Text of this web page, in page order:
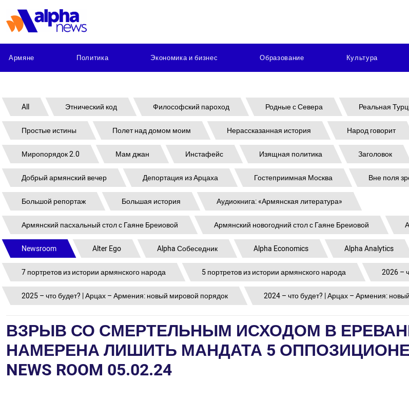
Армяне Политика Экономика и бизнес Образование Культура
All Этнический код Философский пароход Родные с Севера Реальная
Простые истины Полет над домом моим Нерассказанная история Народ говорит
Миропорядок 2.0 Мам джан Инстафейс Изящная политика Заголовок
Добрый армянский вечер Депортация из Арцаха Гостеприимная Москва Вне поля
Большой репортаж Большая история Аудиокнига: «Армянская литература»
Армянский пасхальный стол с Гаяне Бреиовой Армянский новогодний стол с Гаяне Бреиовой
Newsroom Alter Ego Alpha Собеседник Alpha Economics Alpha Analytics
7 портретов из истории армянского народа 5 портретов из истории армянского народа 2026 –
2025 – что будет? | Арцах – Армения: новый мировой порядок 2024 – что будет? | Арцах – Армения:
ВЗРЫВ СО СМЕРТЕЛЬНЫМ ИСХОДОМ В
НАМЕРЕНА ЛИШИТЬ МАНДАТА 5
NEWS ROOM 05.02.24